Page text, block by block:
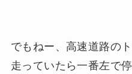
でもねー、高速道路の
走っていたら一番左で